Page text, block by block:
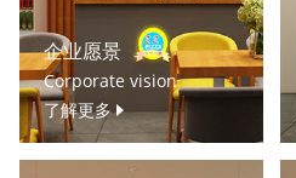
企业愿景
Corporate vision
了解更多